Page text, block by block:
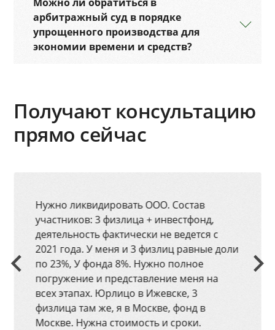
арбитражный суд в порядке
упрощенного производства для
экономии времени и средств?
Получают консультацию
прямо сейчас
Нужно ликвидировать ООО. Состав
участников: 3 физлица + инвестфонд,
деятельность фактически не ведется с
2021 года. У меня и 3 физлиц равные доли
по 23%, У фонда 8%. Нужно полное
погружение и представление меня на
всех этапах. Юрлицо в Ижевске, 3
физлица там же, я в Москве, фонд в
Москве. Нужна стоимость и сроки.